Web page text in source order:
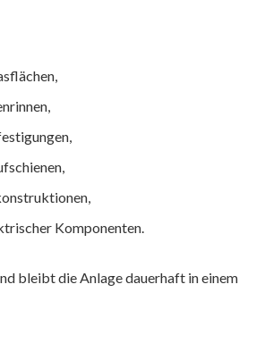
Komponenten.
bleibt die Anlage dauerhaft in einem